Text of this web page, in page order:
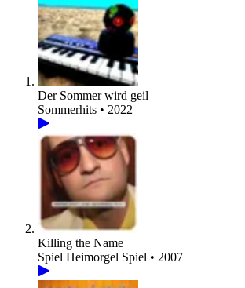
Der Sommer wird geil
Sommerhits • 2022
Killing the Name
Spiel Heimorgel Spiel • 2007